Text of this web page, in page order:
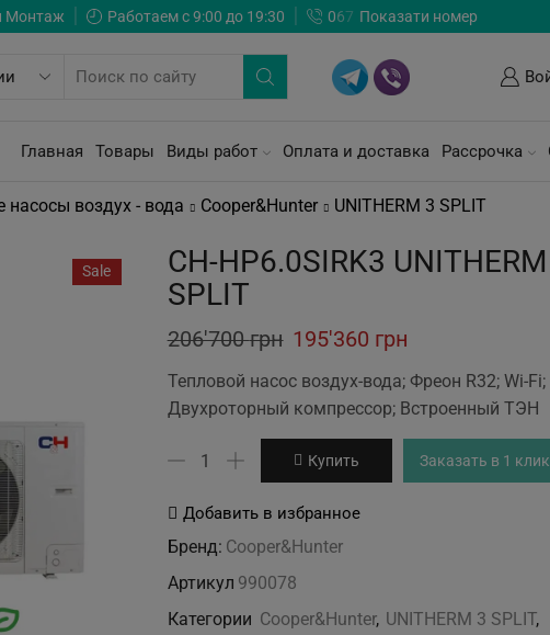
Монтаж Работаем с 9:00 до 19:30 067 Показати номер
Главная Товары Виды работ Оплата и доставка Рассрочка
насосы воздух - вода Cooper&Hunter UNITHERM 3 SPLIT
Sale
CH-HP6.0SIRK3
SPLIT
206'700грн Original
price
was:
206'700 грн.
195'360 грн
price
is:
195'360 грн.
Тепловой насос воздух-вода; Фреон R32; Wi-Fi;
Двухроторный компрессор; Встроенный ТЭН
Количество
CH-
HP6.0SIRK3
3
SPLIT
Купить Заказать в 1 клик
Добавить в избранное
Бренд: Cooper&Hunter
Артикул 990078
Категории Cooper&Hunter, UNITHERM 3 SPLIT,